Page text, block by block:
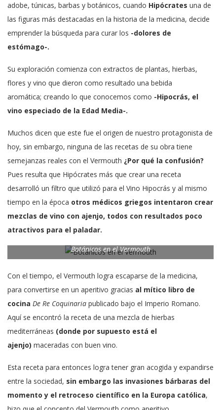
adobe, túnicas, barbas y botánicos, cuando Hipócrates una de
las figuras más destacadas en la historia de la medicina, decide
emprender la búsqueda para curar los -dolores de
estómago-.
Su exploración comienza con extractos de plantas, hierbas,
flores y vino que dieron como resultado una bebida
aromática; creando lo que conocemos como -Hipocrás, el
vino especiado de la Edad Media-.
Muchos dicen que este fue el origen de nuestro protagonista de
hoy, sin embargo, ninguna de las recetas de su obra tiene
semejanzas reales con el Vermouth ¿Por qué la confusión?
Pues resulta que Hipócrates más que crear una receta
desarrolló un filtro que utilizó para el Vino Hipocrás y al mismo
tiempo en la época otros médicos griegos intentaron crear
mezclas de vino con ajenjo, todos con resultados poco
atractivos para el paladar.
Botánicos en el Vermouth
Con el tiempo, el Vermouth logra escaparse de la medicina,
para convertirse en un aperitivo gracias al mítico libro de
cocina De Re Coquinaria publicado bajo el Imperio Romano.
Aquí se encontró la receta de una mezcla de hierbas
mediterráneas (donde por supuesto está el
ajenjo) maceradas con buen vino.
Esta receta para entonces logra tener gran acogida y expandirse
entre la sociedad, sin embargo las invasiones bárbaras del
momento y el retroceso científico en la Europa católica,